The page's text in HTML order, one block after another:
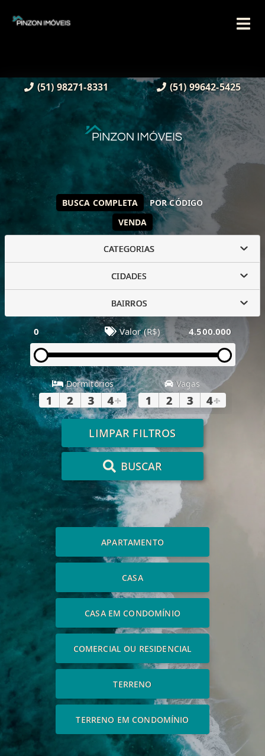
(51) 98271-8331 (51) 99642-5425
VENDA
BUSCA COMPLETA POR CÓDIGO
CATEGORIAS
CIDADES
BAIRROS
0 Valor (R$) 4.500.000
Dormitórios
1 2 3 4+
Vagas
1 2 3 4+
LIMPAR FILTROS
BUSCAR
APARTAMENTO
CASA
CASA EM CONDOMÍNIO
COMERCIAL OU RESIDENCIAL
TERRENO
TERRENO EM CONDOMÍNIO